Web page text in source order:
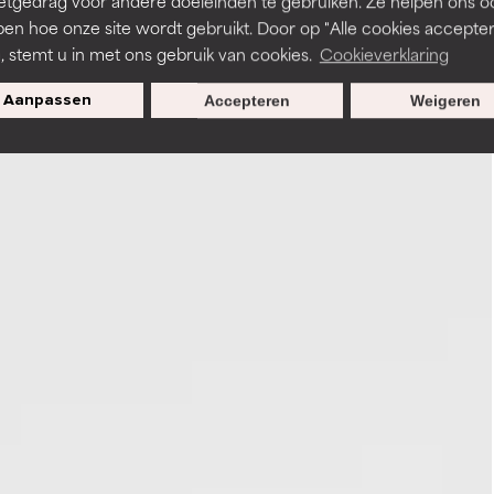
hoe onze site wordt gebruikt. Door op "Alle cookies
stemt u in met ons gebruik van cookies. Cookieverklaring
Aanpassen Weigeren
Accepteren